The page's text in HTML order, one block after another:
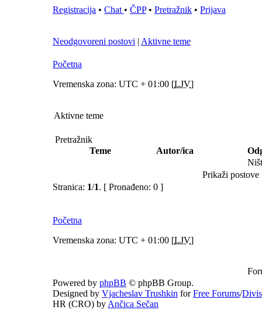
Registracija • Chat • ČPP• Pretražnik • Prijava
Neodgovoreni postovi | Aktivne teme
Početna
Vremenska zona: UTC + 01:00 [LJV]
Aktivne teme
Pretražnik
Teme
Autor/ica
Prikaži postove
Stranica: 1/1. [ Pronađeno: 0 ]
Početna
Vremenska zona: UTC + 01:00 [LJV]
Powered by phpBB © phpBB Group.
Designed by Vjacheslav Trushkin forFree Forums/
HR (CRO) by Ančica Sečan